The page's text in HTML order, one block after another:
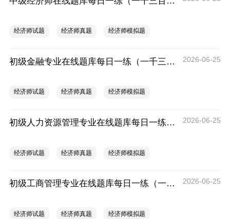
经济师试题 经济师真题 经济师模拟题
初级金融专业在线题库每日一练（一千三百三十二） 2026-06-25
经济师试题 经济师真题 经济师模拟题
初级人力资源管理专业在线题库每日一练（一千三百三十二） 2026-06-25
经济师试题 经济师真题 经济师模拟题
初级工商管理专业在线题库每日一练（一千三百三十二） 2026-06-25
经济师试题 经济师真题 经济师模拟题